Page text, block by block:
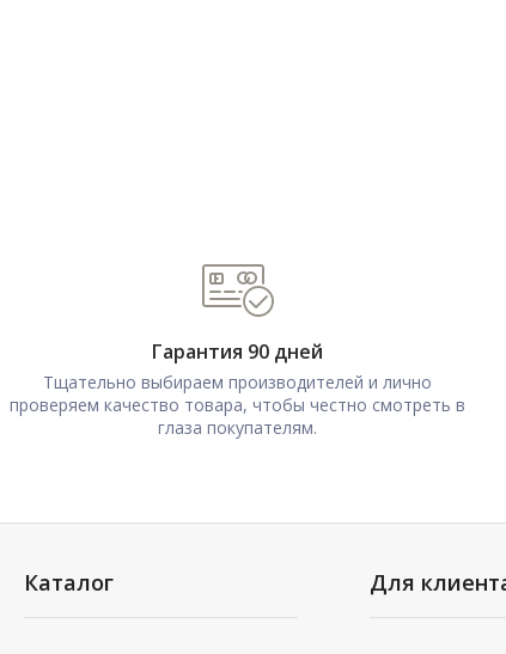
Гарантия 90 дней
Тщательно выбираем производителей и лично
проверяем качество товара, чтобы честно смотреть в
глаза покупателям.
Каталог Для